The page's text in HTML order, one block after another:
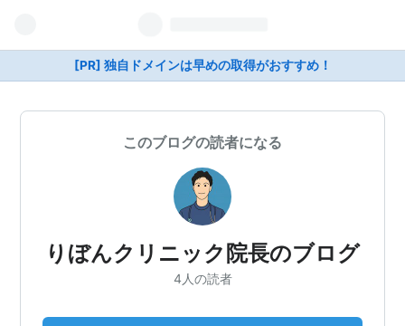
[PR] 独自ドメインは早めの取得がおすすめ！
このブログの読者になる
りぼんクリニック院長のブログ
4人の読者